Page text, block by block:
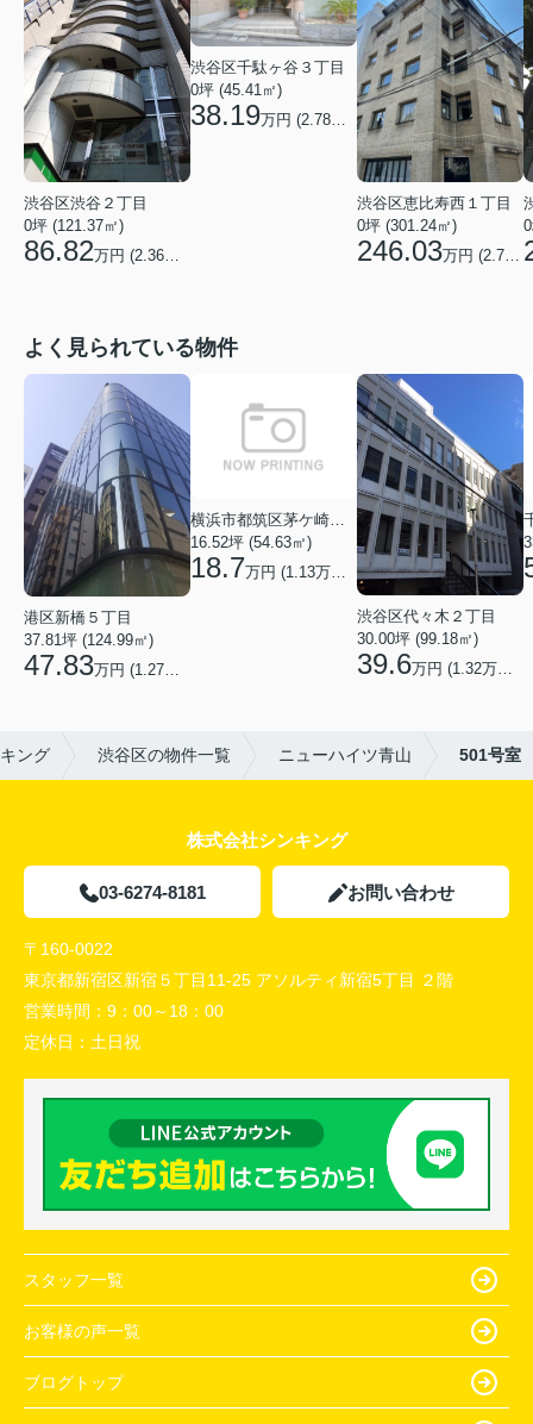
渋谷区渋谷２丁目
0坪 (121.37㎡)
86.82万円 (2.36
渋谷区千駄ヶ谷３丁目
0坪 (45.41㎡)
38.19万円 (2.78万円/坪)
渋谷区恵比寿西１丁目
0坪 (301.24㎡)
246.03万円 (2.7 万
よく見られている物件
港区新橋５丁目
37.81坪 (124.99㎡)
47.83万円 (1.27万円/坪)
16.52坪 (54.63㎡)
18.7万円 (1.13万円/坪)
渋谷区代々木２丁目
30.00坪 (99.18㎡)
39.6万円 (1.32万円/坪)
ング 渋谷区の物件一覧 ニューハイツ青山 501号室
株式会社シンキング
03-6274-8181 お問い合わせ
〒160-0022
東京都新宿区新宿５丁目11-25 アソルティ新宿5丁目 ２階
営業時間： 9：00～18：00
定休日： 土日祝
スタッフ一覧
お客様の声一覧
ブログトップ